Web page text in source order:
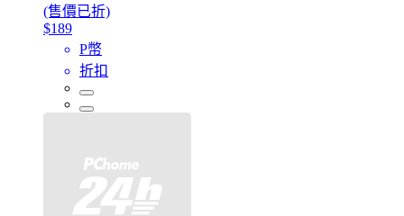
(售價已折)
$189
P幣
折扣